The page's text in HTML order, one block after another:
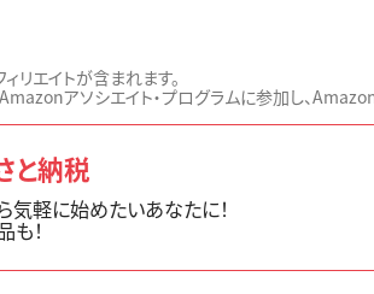
リエイトが含まれます。
アソシエイト・プログラムに参加し、
と納税
気軽に始めたいあなたに！
も！